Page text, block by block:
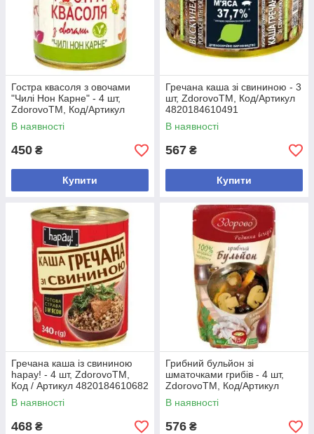
Гостра квасоля з овочами
"Чилі Нон Карне" - 4 шт,
ZdorovoTM, Код/Артикул
4820184611283
В наявності
450 ₴
Купити
Гречана каша зі свининою - 3
шт, ZdorovoTM, Код/Артикул
4820184610491
В наявності
567 ₴
Купити
Гречана каша із свининою
hapay! - 4 шт, ZdorovoTM,
Код / Артикул 4820184610682
В наявності
468 ₴
Грибний бульйон зі
шматочками грибів - 4 шт,
ZdorovoTM, Код/Артикул
4820083200229
В наявності
576 ₴